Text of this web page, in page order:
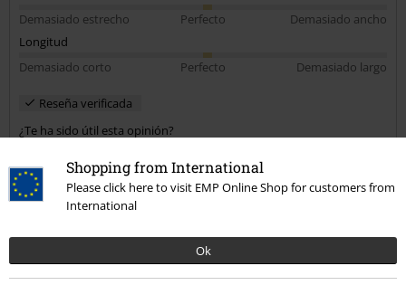
Shopping from International
Please click here to visit EMP Online Shop for customers from
International
Ok
Demasiado estrecho
Perfecto
Demasiado ancho
Longitud
Demasiado corto
Perfecto Demasiado largo
Reseña verificada
¿Te ha sido útil esta opinión?